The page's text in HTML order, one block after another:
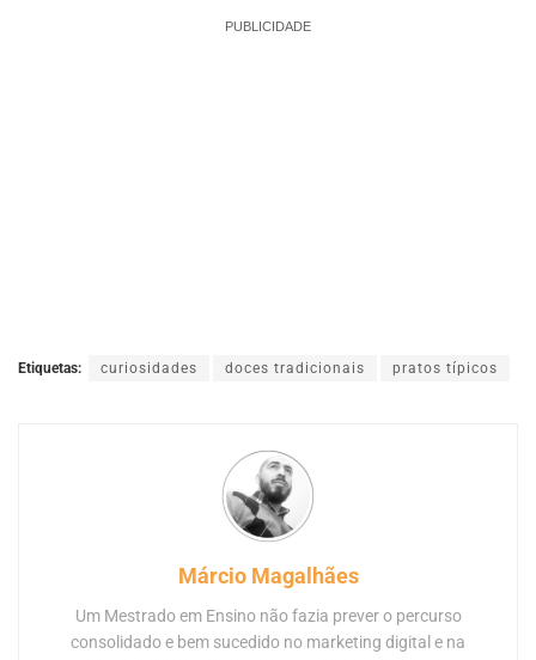
PUBLICIDADE
Etiquetas: curiosidades doces tradicionais pratos típicos
Márcio Magalhães
Um Mestrado em Ensino não fazia prever o percurso
consolidado e bem sucedido no marketing digital e na